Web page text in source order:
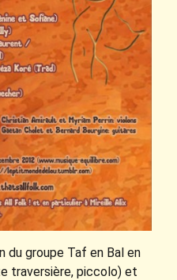
du groupe Taf en Bal en
traversière, piccolo) et